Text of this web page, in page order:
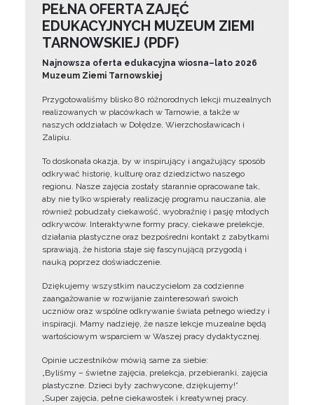
PEŁNA OFERTA ZAJĘĆ
EDUKACYJNYCH MUZEUM ZIEMI
TARNOWSKIEJ (PDF)
Najnowsza oferta edukacyjna wiosna–lato 2026
Muzeum Ziemi Tarnowskiej
Przygotowaliśmy blisko 80 różnorodnych lekcji muzealnych
realizowanych w placówkach w Tarnowie, a także w
naszych oddziałach w Dołędze, Wierzchosławicach i
Zalipiu.
To doskonała okazja, by w inspirujący i angażujący sposób
odkrywać historię, kulturę oraz dziedzictwo naszego
regionu. Nasze zajęcia zostały starannie opracowane tak,
aby nie tylko wspierały realizację programu nauczania, ale
również pobudzały ciekawość, wyobraźnię i pasję młodych
odkrywców. Interaktywne formy pracy, ciekawe prelekcje,
działania plastyczne oraz bezpośredni kontakt z zabytkami
sprawiają, że historia staje się fascynującą przygodą i
nauką poprzez doświadczenie.
Dziękujemy wszystkim nauczycielom za codzienne
zaangażowanie w rozwijanie zainteresowań swoich
uczniów oraz wspólne odkrywanie świata pełnego wiedzy i
inspiracji. Mamy nadzieję, że nasze lekcje muzealne będą
wartościowym wsparciem w Waszej pracy dydaktycznej.
Opinie uczestników mówią same za siebie:
„Byliśmy – świetne zajęcia, prelekcja, przebieranki, zajęcia
plastyczne. Dzieci były zachwycone, dziękujemy!”
„Super zajęcia, pełne ciekawostek i kreatywnej pracy.